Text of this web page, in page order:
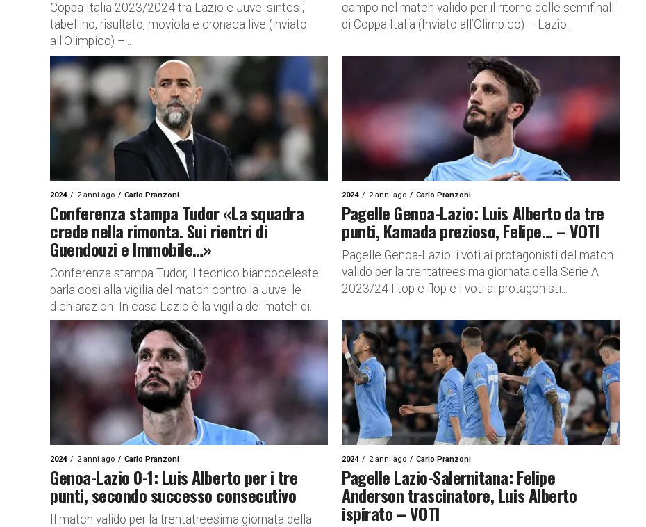
Coppa Italia 2023/2024 tra Lazio e Juve: sintesi,
tabellino, risultato, moviola e cronaca live (inviato
all’Olimpico) –...
campo nel match valido per il ritorno delle semifinali
di Coppa Italia (Inviato all’Olimpico) – Lazio...
2024 2 anni ago Carlo Pranzoni
Conferenza stampa Tudor «La squadra
crede nella rimonta. Sui rientri di
Guendouzi e Immobile…»
Conferenza stampa Tudor, il tecnico biancoceleste
parla così alla vigilia del match contro la Juve: le
dichiarazioni In casa Lazio è la vigilia del match di...
2024 2 anni ago Carlo Pranzoni
Pagelle Genoa-Lazio: Luis Alberto da tre
punti, Kamada prezioso, Felipe… – VOTI
Pagelle Genoa-Lazio: i voti ai protagonisti del match
valido per la trentatreesima giornata della Serie A
2023/24 I top e flop e i voti ai protagonisti...
2024 2 anni ago Carlo Pranzoni
Genoa-Lazio 0-1: Luis Alberto per i tre
punti, secondo successo consecutivo
Il match valido per la trentatreesima giornata della
2024 2 anni ago Carlo Pranzoni
Pagelle Lazio-Salernitana: Felipe
Anderson trascinatore, Luis Alberto
ispirato – VOTI